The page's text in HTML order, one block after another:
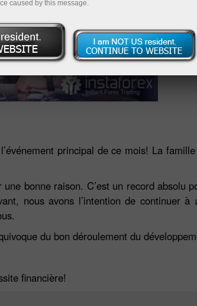
principal de ce mois! La famille
bonne raison. C’est un record absolu
nous avons l’intention de continuer à
du bon déroulement du
financière!
caused by this message.